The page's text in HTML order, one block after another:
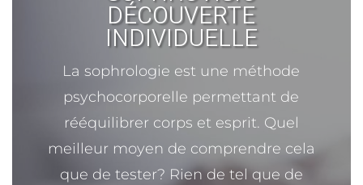
DÉCOUVERTE
INDIVIDUELLE
La sophrologie est une méthode
psychocorporelle permettant de
rééquilibrer corps et esprit. Quel
meilleur moyen de comprendre cela
que de tester? Rien de tel que de